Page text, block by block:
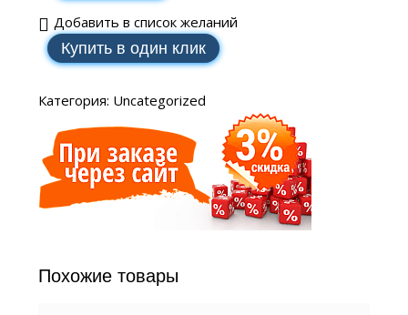
Добавить в список желаний
Купить в один клик
Категория: Uncategorized
Похожие товары